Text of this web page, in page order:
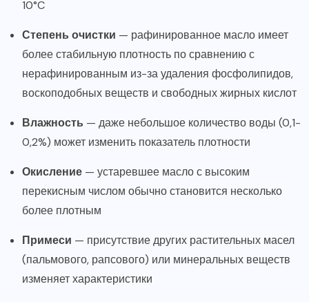
10°C
Степень очистки — рафинированное масло имеет
более стабильную плотность по сравнению с
нерафинированным из-за удаления фосфолипидов,
воскоподобных веществ и свободных жирных кислот
Влажность — даже небольшое количество воды (0,1-
0,2%) может изменить показатель плотности
Окисление — устаревшее масло с высоким
перекисным числом обычно становится несколько
более плотным
Примеси — присутствие других растительных масел
(пальмового, рапсового) или минеральных веществ
изменяет характеристики